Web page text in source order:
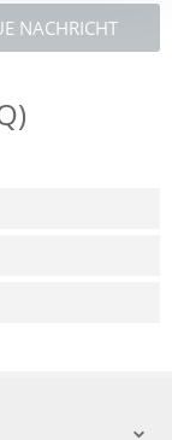
NACHRICHT